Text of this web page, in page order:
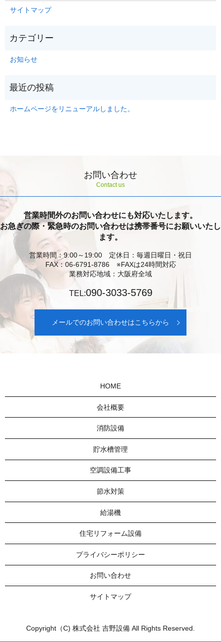
サイトマップ
お知らせ
ホームページをリニューアルしました。
お問い合わせ
Contact us
営業時間外のお問い合わせにも対応いたします。
お急ぎの際・緊急時のお問い合わせは携帯番号にお願いいたし
ます。
営業時間：9:00～19:00 定休日：毎週日曜日・祝日
FAX：06-6791-8786 ※FAXは24時間対応
業務対応地域：大阪府全域
TEL:090-3033-5769
メールでのお問い合わせはこちらから
HOME
会社概要
消防設備
貯水槽管理
空調設備工事
節水対策
給湯機
住宅リフォーム設備
プライバシーポリシー
お問い合わせ
サイトマップ
Copyright（C) 株式会社 吉野設備 All Rights Reserved.